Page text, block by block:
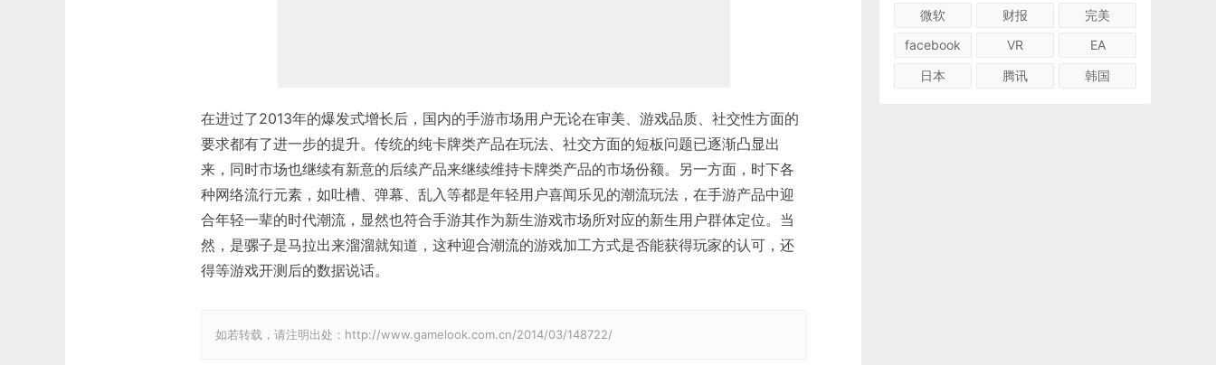
在进过了2013年的爆发式增长后，国内的手游市场用户无论在审美、游戏品质、社交性方面的
要求都有了进一步的提升。传统的纯卡牌类产品在玩法、社交方面的短板问题已逐渐凸显出
来，同时市场也继续有新意的后续产品来继续维持卡牌类产品的市场份额。另一方面，时下各
种网络流行元素，如吐槽、弹幕、乱入等都是年轻用户喜闻乐见的潮流玩法，在手游产品中迎
合年轻一辈的时代潮流，显然也符合手游其作为新生游戏市场所对应的新生用户群体定位。当
然，是骡子是马拉出来溜溜就知道，这种迎合潮流的游戏加工方式是否能获得玩家的认可，还
得等游戏开测后的数据说话。
如若转载，请注明出处：http://www.gamelook.com.cn/2014/03/148722/
微软
财报
完美
facebook
VR
EA
日本
腾讯 韩国